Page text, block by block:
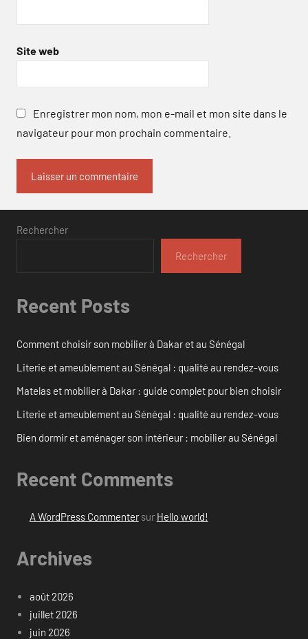
Site web
Enregistrer mon nom, mon e-mail et mon site dans le
navigateur pour mon prochain commentaire.
Rechercher
Rechercher
Recent Posts
Comment choisir son mobilier à Dakar et au Sénégal
Literie et ameublement au Sénégal : qualité au rendez-vous
Matelas et mobilier à Dakar : guide complet pour bien choisir
Literie et ameublement au Sénégal : qualité au rendez-vous
Bien dormir et aménager son intérieur : mobilier au Sénégal
Recent Comments
A WordPress Commentersur Hello world!
Archives
août 2026
juillet 2026
juin 2026